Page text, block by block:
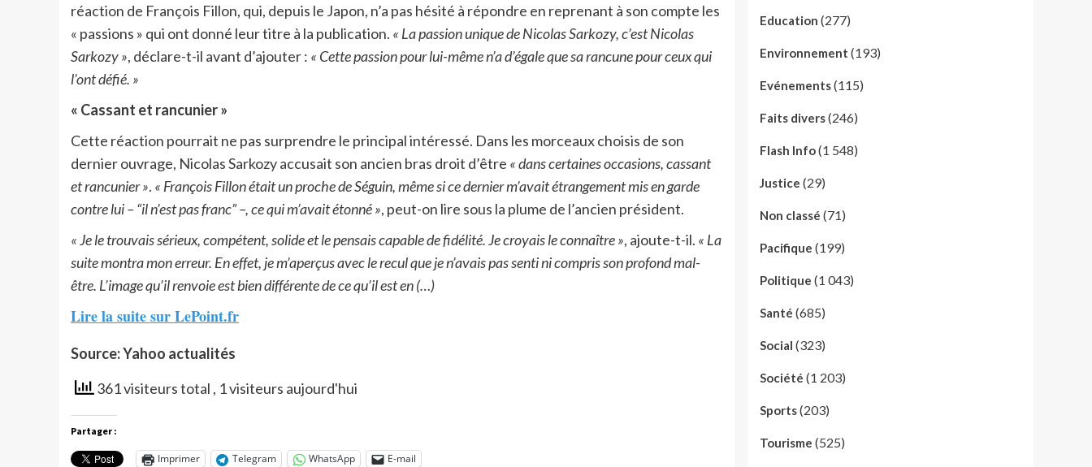
réaction de François Fillon, qui, depuis le Japon, n’a pas hésité à répondre en reprenant à son compte les
« passions » qui ont donné leur titre à la publication. « La passion unique de Nicolas Sarkozy, c’est Nicolas
Sarkozy », déclare-t-il avant d’ajouter : « Cette passion pour lui-même n’a d’égale que sa rancune pour ceux qui
l’ont défié. »
« Cassant et rancunier »
Cette réaction pourrait ne pas surprendre le principal intéressé. Dans les morceaux choisis de son
dernier ouvrage, Nicolas Sarkozy accusait son ancien bras droit d’être « dans certaines occasions, cassant
et rancunier ». « François Fillon était un proche de Séguin, même si ce dernier m’avait étrangement mis en garde
contre lui – “il n’est pas franc” –, ce qui m’avait étonné », peut-on lire sous la plume de l’ancien président.
« Je le trouvais sérieux, compétent, solide et le pensais capable de fidélité. Je croyais le connaître », ajoute-t-il. « La
suite montra mon erreur. En effet, je m’aperçus avec le recul que je n’avais pas senti ni compris son profond mal-
être. L’image qu’il renvoie est bien différente de ce qu’il est en (…)
Lire la suite sur LePoint.fr
Source: Yahoo actualités
361 visiteurs total , 1 visiteurs aujourd'hui
Partager :
Imprimer Telegram WhatsApp E-mail
Education (277)
Environnement (193)
Evénements(115)
Faits divers(246)
Flash Info(1 548)
Justice (29)
Non classé (71)
Pacifique (199)
Politique (1 043)
Santé (685)
Social (323)
Société (1 203)
Sports(203)
Tourisme (525)